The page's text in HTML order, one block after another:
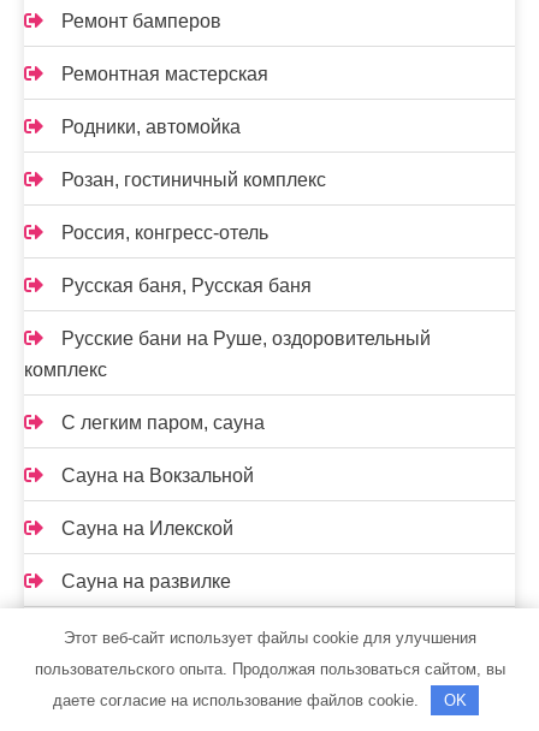
Ремонт бамперов
Ремонтная мастерская
Родники, автомойка
Розан, гостиничный комплекс
Россия, конгресс-отель
Русская баня, Русская баня
Русские бани на Руше, оздоровительный
комплекс
С легким паром, сауна
Сауна на Вокзальной
Сауна на Илекской
Сауна на развилке
Сахалин, компания по аренде коттеджей
Сибирская баня на дровах, Сибирская баня на
Этот веб-сайт использует файлы cookie для улучшения
пользовательского опыта. Продолжая пользоваться сайтом, вы
даете согласие на использование файлов cookie.
OK